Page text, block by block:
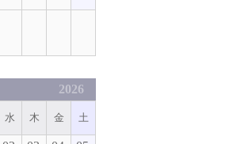
2026
水 木 金 土